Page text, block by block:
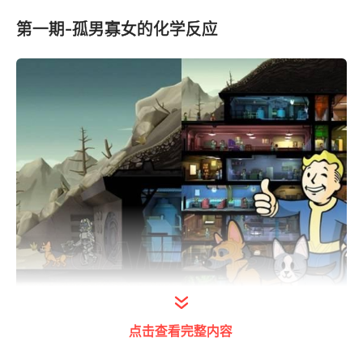
第一期-孤男寡女的化学反应
点击查看完整内容